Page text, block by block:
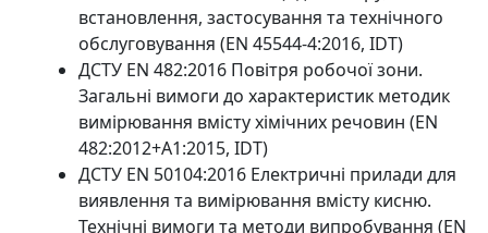
встановлення, застосування та технічного
обслуговування (EN 45544-4:2016, IDT)
ДСТУ EN 482:2016 Повітря робочої зони.
Загальні вимоги до характеристик методик
вимірювання вмісту хімічних речовин (EN
482:2012+A1:2015, IDT)
ДСТУ EN 50104:2016 Електричні прилади для
виявлення та вимірювання вмісту кисню.
Технічні вимоги та методи випробування (EN